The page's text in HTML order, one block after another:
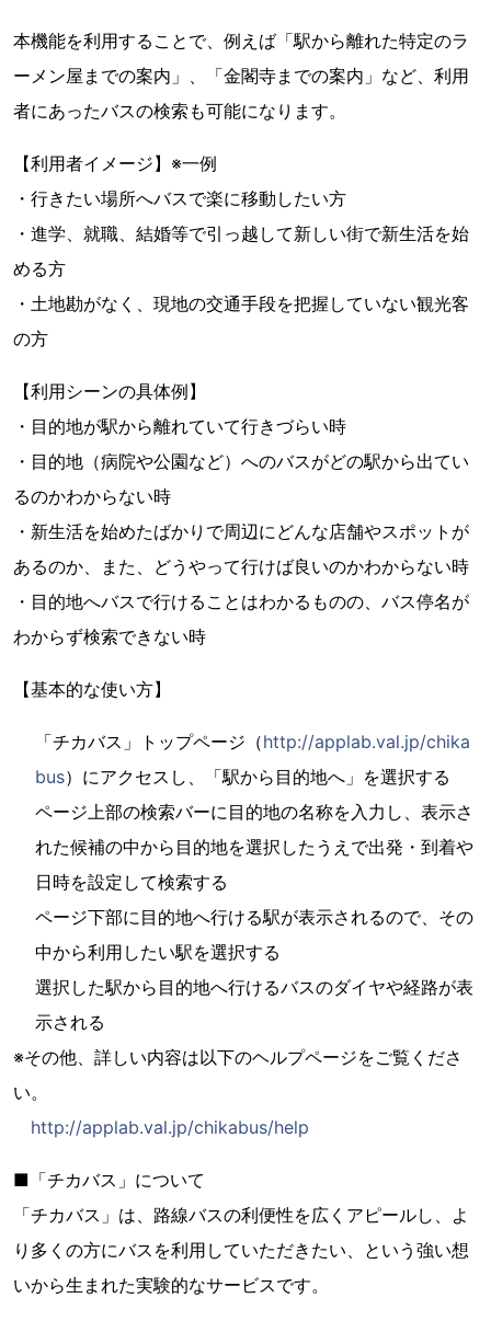
本機能を利用することで、例えば「駅から離れた特定のラ
ーメン屋までの案内」、「金閣寺までの案内」など、利用
者にあったバスの検索も可能になります。
【利用者イメージ】※一例
・行きたい場所へバスで楽に移動したい方
・進学、就職、結婚等で引っ越して新しい街で新生活を始
める方
・土地勘がなく、現地の交通手段を把握していない観光客
の方
【利用シーンの具体例】
・目的地が駅から離れていて行きづらい時
・目的地（病院や公園など）へのバスがどの駅から出てい
るのかわからない時
・新生活を始めたばかりで周辺にどんな店舗やスポットが
あるのか、また、どうやって行けば良いのかわからない時
・目的地へバスで行けることはわかるものの、バス停名が
わからず検索できない時
【基本的な使い方】
「チカバス」トップページ（http://applab.val.jp/chika
bus）にアクセスし、「駅から目的地へ」を選択する
ページ上部の検索バーに目的地の名称を入力し、表示さ
れた候補の中から目的地を選択したうえで出発・到着や
日時を設定して検索する
ページ下部に目的地へ行ける駅が表示されるので、その
中から利用したい駅を選択する
選択した駅から目的地へ行けるバスのダイヤや経路が表
示される
※その他、詳しい内容は以下のヘルプページをご覧くださ
い。
http://applab.val.jp/chikabus/help
■「チカバス」について
「チカバス」は、路線バスの利便性を広くアピールし、よ
り多くの方にバスを利用していただきたい、という強い想
いから生まれた実験的なサービスです。